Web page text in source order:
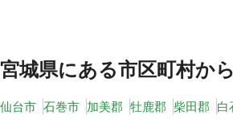
宮城県にある市区町村か
仙台市 石巻市 加美郡 牡鹿郡 柴田郡 白